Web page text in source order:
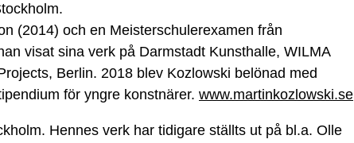
(2014) och en Meisterschulerexamen från
visat sina verk på Darmstadt Kunsthalle, WILMA
Berlin. 2018 blev Kozlowski belönad med
för yngre konstnärer. www.martinkozlowski.se
Hennes verk har tidigare ställts ut på bl.a. Olle